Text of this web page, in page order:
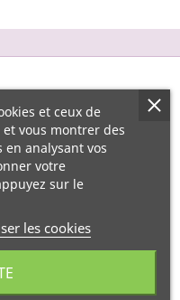
et ceux de
vous montrer des
analysant vos
votre
sur le
les cookies